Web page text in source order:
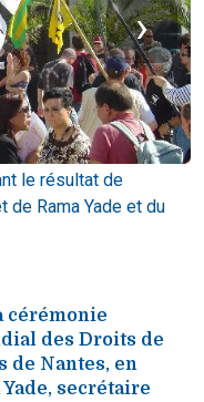
le résultat de
de Rama Yade et du
›
cérémonie
des Droits de
de Nantes, en
secrétaire